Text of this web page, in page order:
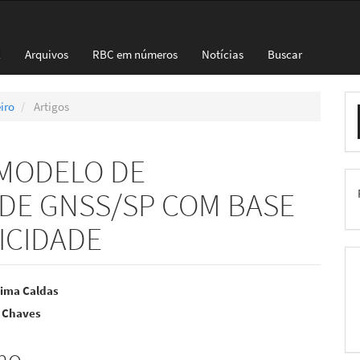
Arquivos RBC em números Notícias Buscar
Artigos
DE
GNSS/SP COM BASE
Caldas